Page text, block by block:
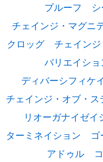
プルーフ
チェインジ・マグニ
クロッグ
チェインジ
バリエイショ
ディバーシフィケ
チェインジ・オブ・ス
リオーガナイゼイ
ターミネイション
ゴ
アドゥル